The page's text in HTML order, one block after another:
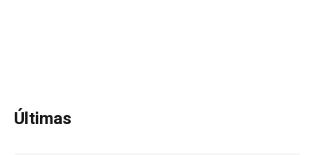
Últimas